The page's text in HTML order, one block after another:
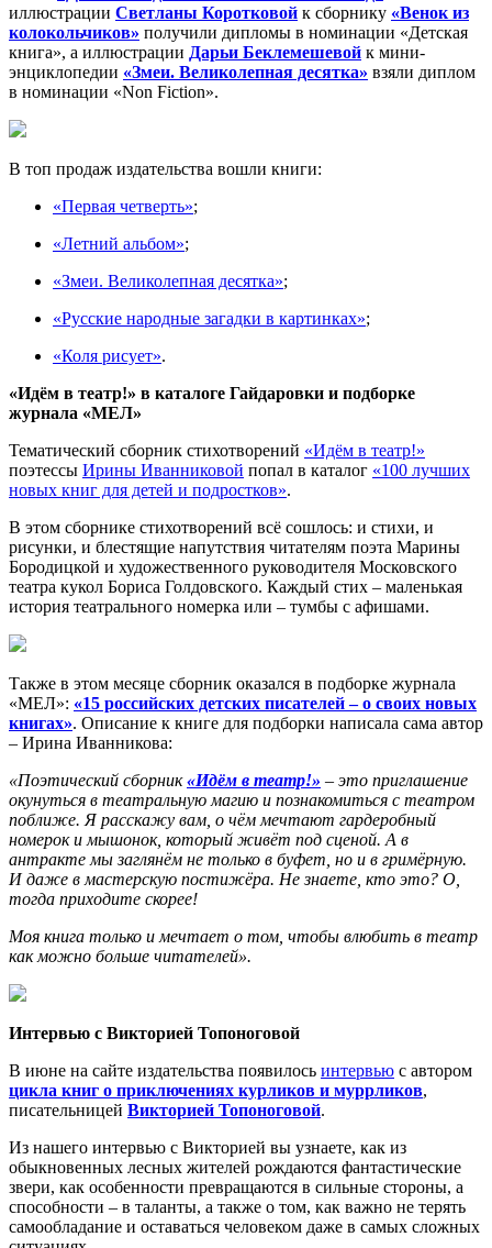
иллюстрации Светланы Коротковой к сборнику «Венок из
колокольчиков» получили дипломы в номинации «Детская
книга», а иллюстрации Дарьи Беклемешевой к мини-
энциклопедии «Змеи. Великолепная десятка» взяли диплом
в номинации «Non Fiction».
В топ продаж издательства вошли книги:
«Первая четверть»;
«Летний альбом»;
«Змеи. Великолепная десятка»;
«Русские народные загадки в картинках»;
«Коля рисует».
«Идём в театр!» в каталоге Гайдаровки и подборке
журнала «МЕЛ»
Тематический сборник стихотворений «Идём в театр!»
поэтессы Ирины Иванниковой попал в каталог «100 лучших
новых книг для детей и подростков».
В этом сборнике стихотворений всё сошлось: и стихи, и
рисунки, и блестящие напутствия читателям поэта Марины
Бородицкой и художественного руководителя Московского
театра кукол Бориса Голдовского. Каждый стих – маленькая
история театрального номерка или – тумбы с афишами.
Также в этом месяце сборник оказался в подборке журнала
«МЕЛ»: «15 российских детских писателей – о своих новых
книгах». Описание к книге для подборки написала сама автор
– Ирина Иванникова:
«Поэтический сборник«Идём в театр!» – это приглашение
окунуться в театральную магию и познакомиться с театром
поближе. Я расскажу вам, о чём мечтают гардеробный
номерок и мышонок, который живёт под сценой. А в
антракте мы заглянём не только в буфет, но и в гримёрную.
И даже в мастерскую постижёра. Не знаете, кто это? О,
тогда приходите скорее!
Моя книга только и мечтает о том, чтобы влюбить в театр
как можно больше читателей».
Интервью с Викторией Топоноговой
В июне на сайте издательства появилось интервью с автором
цикла книг о приключениях курликов и муррликов,
писательницей Викторией Топоноговой.
Из нашего интервью с Викторией вы узнаете, как из
обыкновенных лесных жителей рождаются фантастические
звери, как особенности превращаются в сильные стороны, а
способности – в таланты, а также о том, как важно не терять
самообладание и оставаться человеком даже в самых сложных